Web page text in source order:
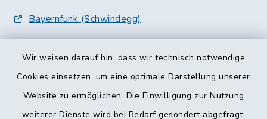
Wir weisen darauf hin, dass wir technisch notwendige
Cookies einsetzen, um eine optimale Darstellung unserer
Website zu ermöglichen. Die Einwilligung zur Nutzung
weiterer Dienste wird bei Bedarf gesondert abgefragt.
Bayernfunk (Schwindegg)